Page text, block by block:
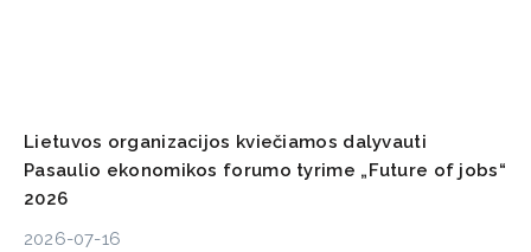
Lietuvos organizacijos kviečiamos dalyvauti
Pasaulio ekonomikos forumo tyrime „Future of jobs“
2026
2026-07-16